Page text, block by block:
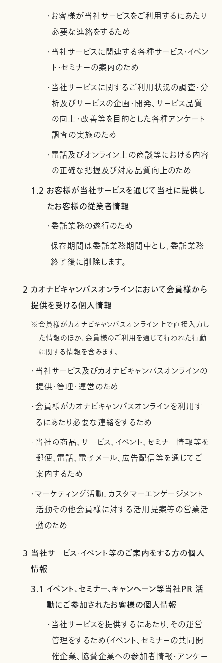
・お客様が当社サービスをご利用するにあたり
必要な連絡をするため
・当社サービスに関連する各種サービス・イベン
ト・セミナーの案内のため
・当社サービスに関するご利用状況の調査・分
析及びサービスの企画・開発、サービス品質
の向上・改善等を目的とした各種アンケート
調査の実施のため
・電話及びオンライン上の商談等における内容
の正確な把握及び対応品質向上のため
1.2 お客様が当社サービスを通じて当社に提供し
たお客様の従業者情報
・委託業務の遂行のため
保存期間は委託業務期間中とし、委託業務
終了後に削除します。
2 カオナビキャンパスオンラインにおいて会員様から
提供を受ける個人情報
※会員様がカオナビキャンパスオンライン上で直接入力し
た情報のほか、会員様のご利用を通じて行われた行動
に関する情報を含みます。
・当社サービス及びカオナビキャンパスオンラインの
提供・管理・運営のため
・会員様がカオナビキャンパスオンラインを利用す
るにあたり必要な連絡をするため
・当社の商品、サービス、イベント、セミナー情報等を
郵便、電話、電子メール、広告配信等を通じてご
案内するため
・マーケティング活動、カスタマーエンゲージメント
活動その他会員様に対する活用提案等の営業活
動のため
3 当社サービス・イベント等のご案内をする方の個人
情報
3.1 イベント、セミナー、キャンペーン等当社PR 活
動にご参加されたお客様の個人情報
・当社サービスを提供するにあたり、その運営
管理をするため（イベント、セミナーの共同開
催企業、協賛企業への参加者情報・アンケー